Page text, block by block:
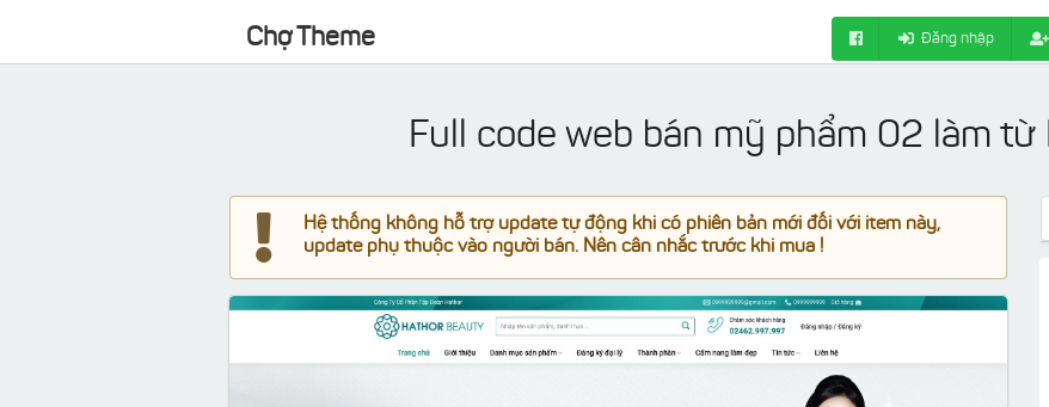
Chợ Theme Đăng nhập
Full code web bán mỹ phẩm 02 làm từ
Hệ thống không hỗ trợ update tự động khi có phiên bản mới đối với item này,
update phụ thuộc vào người bán. Nên cân nhắc trước khi mua !